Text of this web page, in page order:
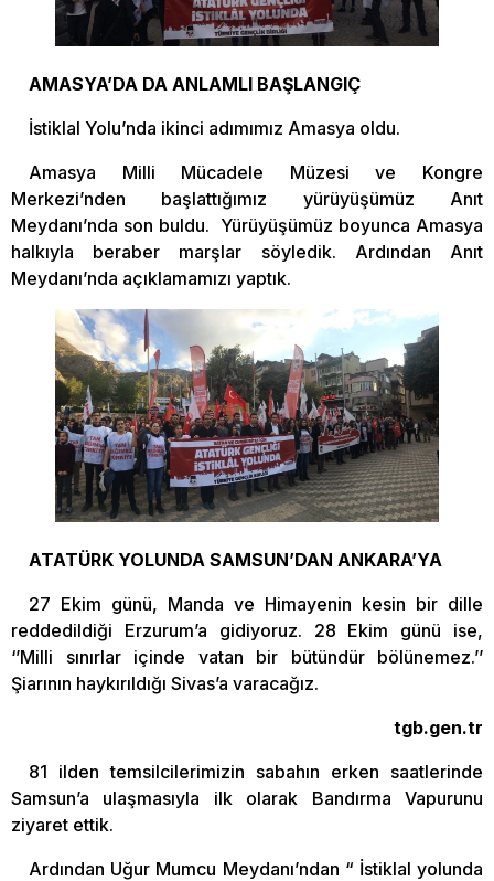
AMASYA’DA DA ANLAMLI BAŞLANGIÇ
İstiklal Yolu’nda ikinci adımımız Amasya oldu.
Amasya Milli Mücadele Müzesi ve Kongre
Merkezi’nden başlattığımız yürüyüşümüz Anıt
Meydanı’nda son buldu. Yürüyüşümüz boyunca Amasya
halkıyla beraber marşlar söyledik. Ardından Anıt
Meydanı’nda açıklamamızı yaptık.
ATATÜRK YOLUNDA SAMSUN’DAN ANKARA’YA
27 Ekim günü, Manda ve Himayenin kesin bir dille
reddedildiği Erzurum’a gidiyoruz. 28 Ekim günü ise,
‘’Milli sınırlar içinde vatan bir bütündür bölünemez.’’
Şiarının haykırıldığı Sivas’a varacağız.
tgb.gen.tr
81 ilden temsilcilerimizin sabahın erken saatlerinde
Samsun’a ulaşmasıyla ilk olarak Bandırma Vapurunu
ziyaret ettik.
Ardından Uğur Mumcu Meydanı’ndan “ İstiklal yolunda